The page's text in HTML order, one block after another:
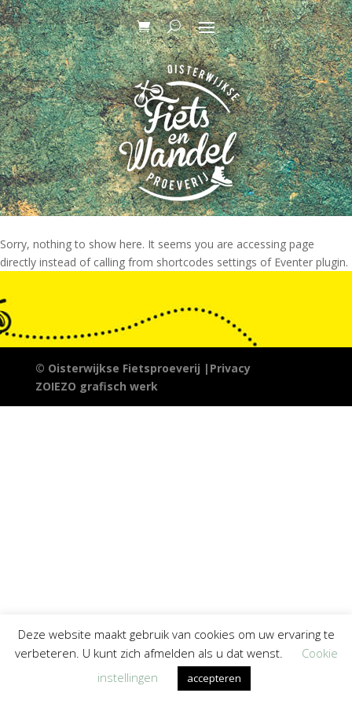
Sorry, nothing to show here. It seems you are accessing page
directly instead of calling from shortcodes settings of Eventer plugin.
© Oisterwijkse Fietsproeverij | Privacy
ZOIEZO grafisch werk
Deze website maakt gebruik van cookies om uw ervaring te
verbeteren. U kunt zich afmelden als u dat wenst.
Cookie
instellingen
accepteren